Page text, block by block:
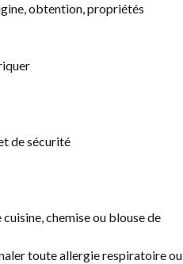
obtention, propriétés
de sécurité
chemise ou blouse de
toute allergie respiratoire ou